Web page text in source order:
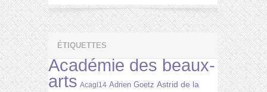
ÉTIQUETTES
Académie des beaux-
arts Acagl14 Adrien Goetz Astrid de la